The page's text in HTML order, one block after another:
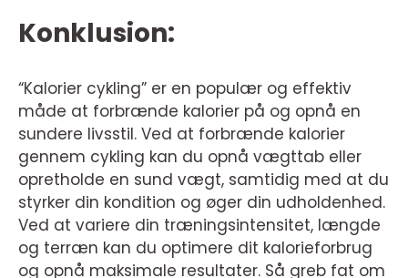
Konklusion:
“Kalorier cykling” er en populær og effektiv
måde at forbrænde kalorier på og opnå en
sundere livsstil. Ved at forbrænde kalorier
gennem cykling kan du opnå vægttab eller
opretholde en sund vægt, samtidig med at du
styrker din kondition og øger din udholdenhed.
Ved at variere din træningsintensitet, længde
og terræn kan du optimere dit kalorieforbrug
og opnå maksimale resultater. Så greb fat om